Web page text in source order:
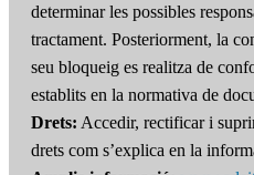
determinar les possibles
tractament. Posteriorment, la
seu bloqueig es realitza de
establits en la normativa de
Drets: Accedir, rectificar i
drets com s’explica en la